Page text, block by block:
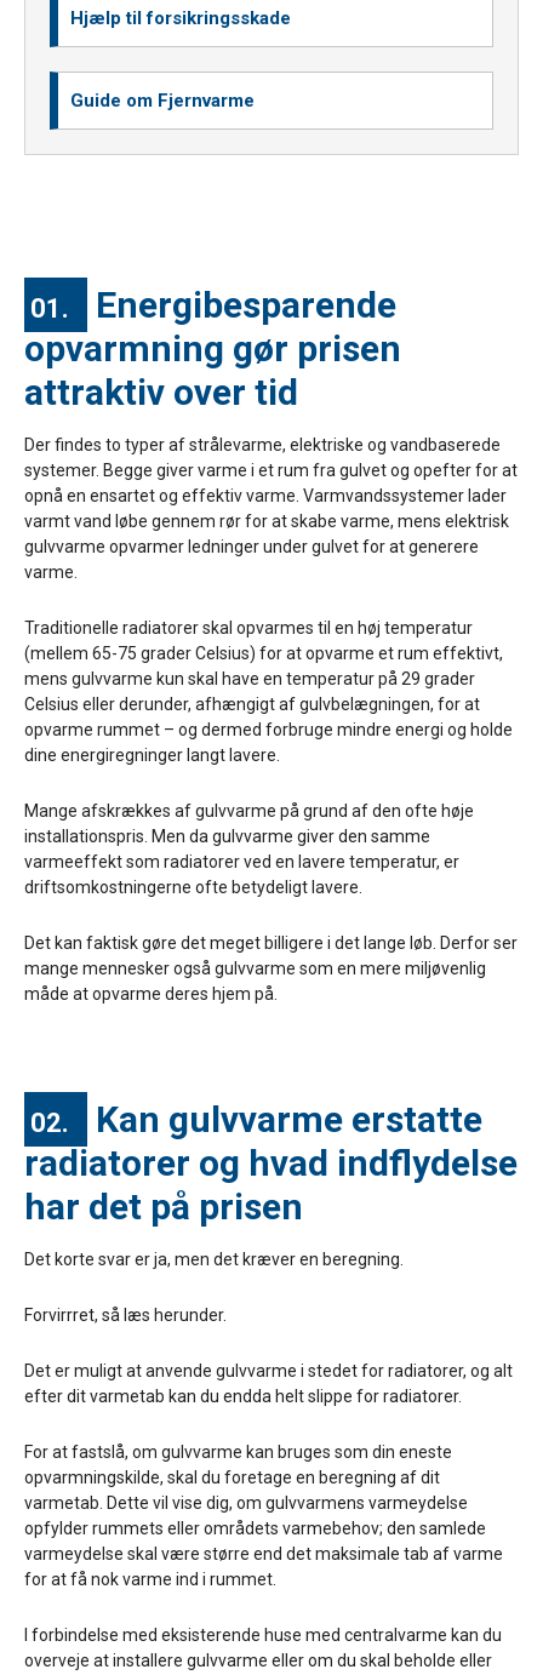
Hjælp til forsikringsskade
Guide om Fjernvarme
01.
Energibesparende
opvarmning gør prisen
attraktiv over tid
Der findes to typer af strålevarme, elektriske og vandbaserede
systemer. Begge giver varme i et rum fra gulvet og opefter for at
opnå en ensartet og effektiv varme. Varmvandssystemer lader
varmt vand løbe gennem rør for at skabe varme, mens elektrisk
gulvvarme opvarmer ledninger under gulvet for at generere
varme.
Traditionelle radiatorer skal opvarmes til en høj temperatur
(mellem 65-75 grader Celsius) for at opvarme et rum effektivt,
mens gulvvarme kun skal have en temperatur på 29 grader
Celsius eller derunder, afhængigt af gulvbelægningen, for at
opvarme rummet – og dermed forbruge mindre energi og holde
dine energiregninger langt lavere.
Mange afskrækkes af gulvvarme på grund af den ofte høje
installationspris. Men da gulvvarme giver den samme
varmeeffekt som radiatorer ved en lavere temperatur, er
driftsomkostningerne ofte betydeligt lavere.
Det kan faktisk gøre det meget billigere i det lange løb. Derfor ser
mange mennesker også gulvvarme som en mere miljøvenlig
måde at opvarme deres hjem på.
02.
Kan gulvvarme erstatte
radiatorer og hvad indflydelse
har det på prisen
Det korte svar er ja, men det kræver en beregning.
Forvirrret, så læs herunder.
Det er muligt at anvende gulvvarme i stedet for radiatorer, og alt
efter dit varmetab kan du endda helt slippe for radiatorer.
For at fastslå, om gulvvarme kan bruges som din eneste
opvarmningskilde, skal du foretage en beregning af dit
varmetab. Dette vil vise dig, om gulvvarmens varmeydelse
opfylder rummets eller områdets varmebehov; den samlede
varmeydelse skal være større end det maksimale tab af varme
for at få nok varme ind i rummet.
I forbindelse med eksisterende huse med centralvarme kan du
overveje at installere gulvvarme eller om du skal beholde eller